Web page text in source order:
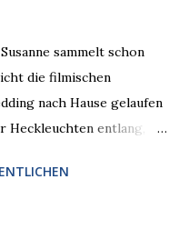
sammelt schon
die filmischen
nach Hause gelaufen
Heckleuchten entlang, als
leuchtenden
eine Krähe an das